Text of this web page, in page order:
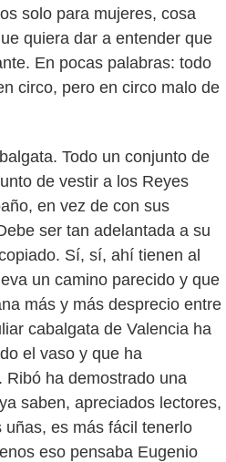
solo para mujeres, cosa
quiera dar a entender que
En pocas palabras: todo
circo, pero en circo malo de
Todo un conjunto de
de vestir a los Reyes
en vez de con sus
ser tan adelantada a su
Sí, sí, ahí tienen al
un camino parecido y que
más y más desprecio entre
cabalgata de Valencia ha
el vaso y que ha
Ribó ha demostrado una
saben, apreciados lectores,
es más fácil tenerlo
eso pensaba Eugenio